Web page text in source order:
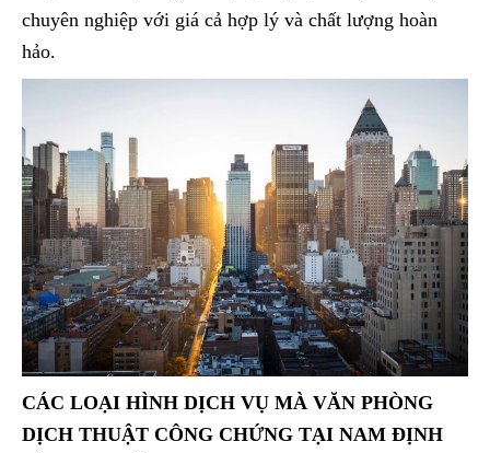
chuyên nghiệp với giá cả hợp lý và chất lượng hoàn
hảo.
CÁC LOẠI HÌNH DỊCH VỤ MÀ VĂN PHÒNG
DỊCH THUẬT CÔNG CHỨNG TẠI NAM ĐỊNH